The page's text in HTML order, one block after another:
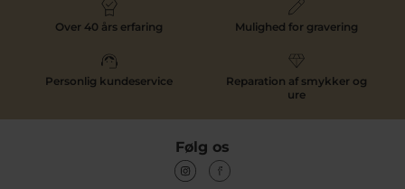
Over 40 års erfaring Mulighed for gravering
Personlig kundeservice
Reparation af smykker og
ure
Følg os